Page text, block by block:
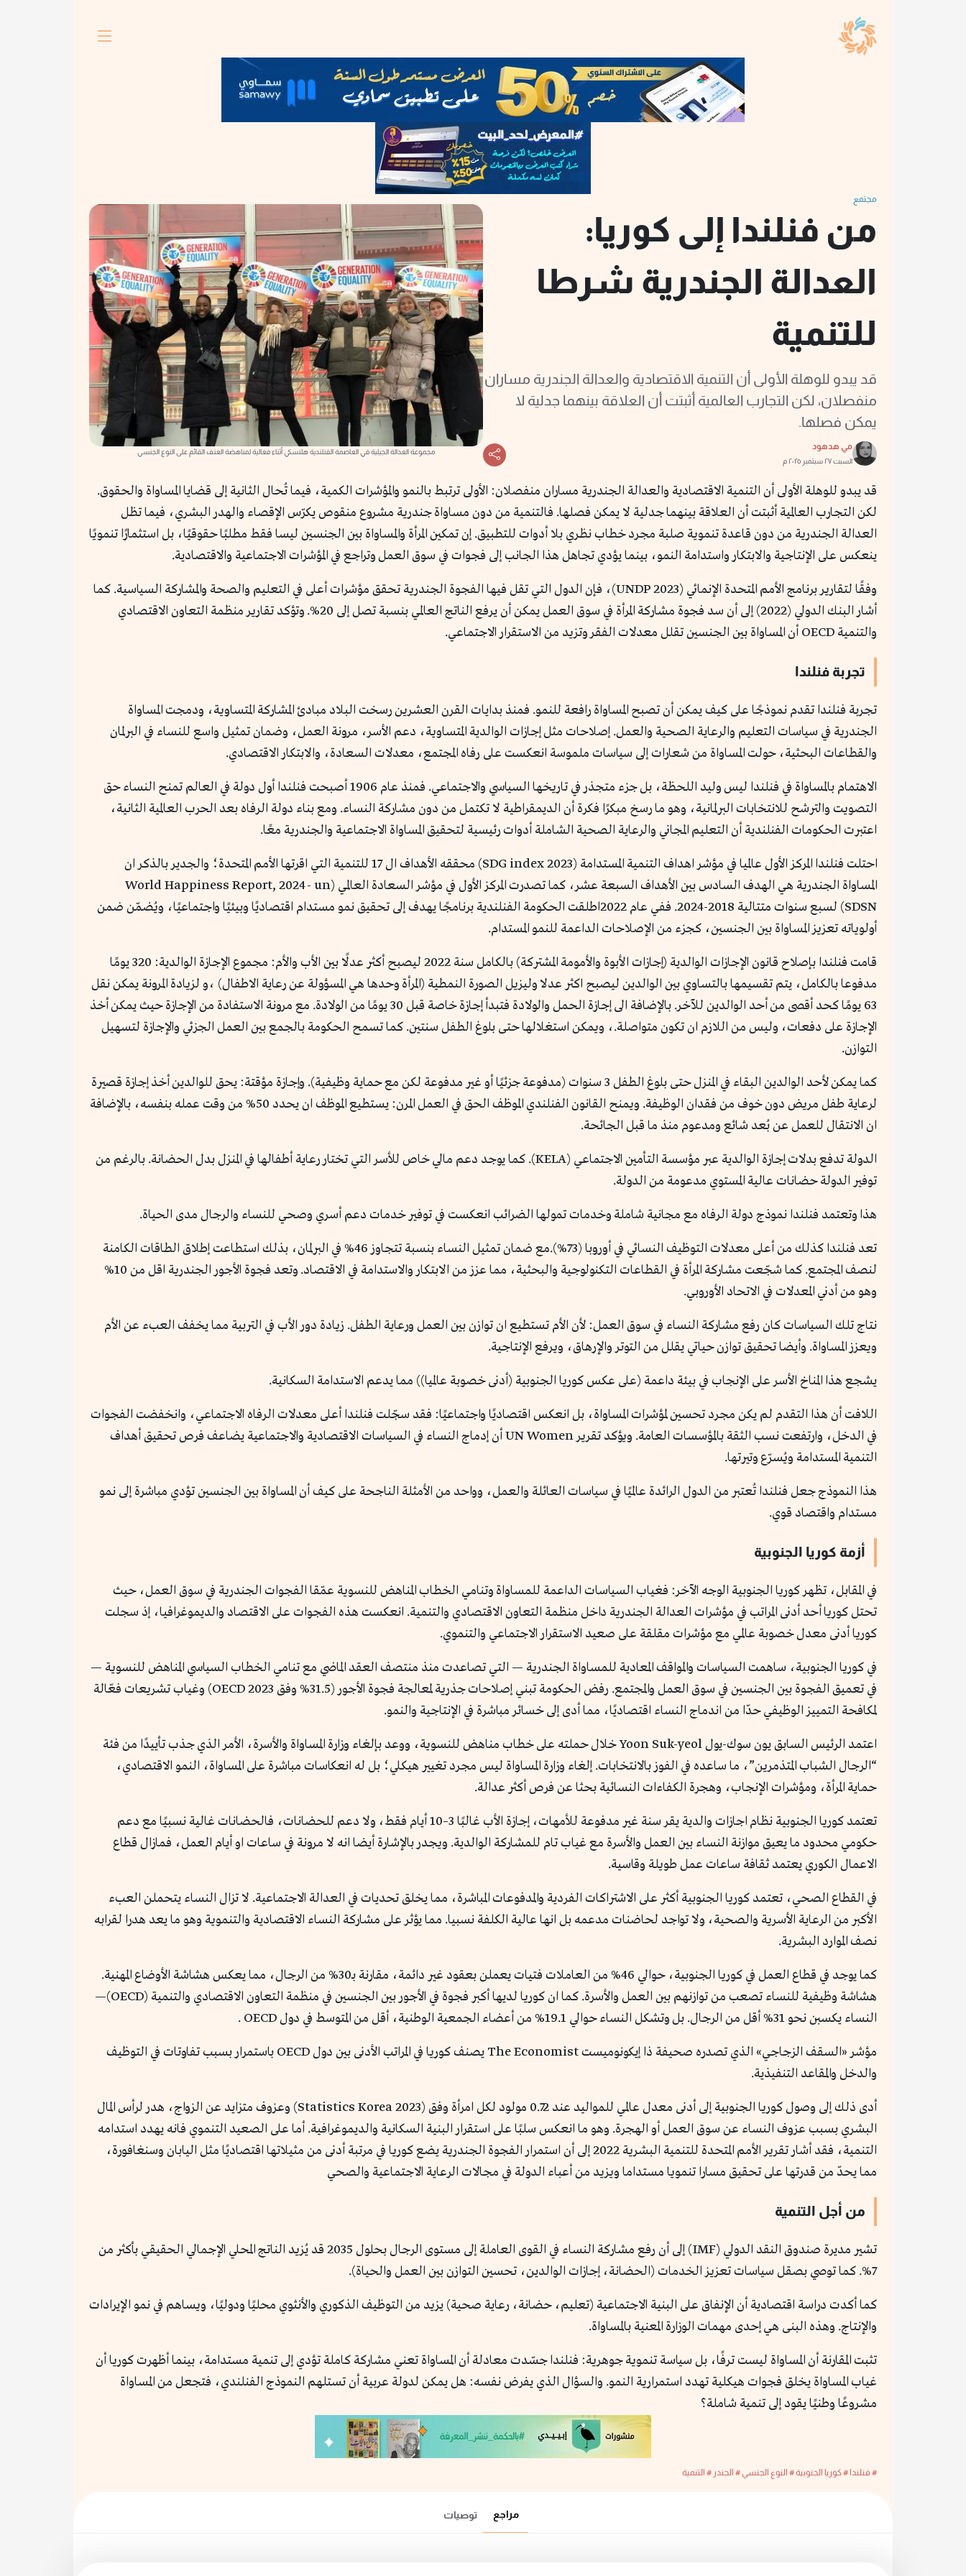
مجتمع
من فنلندا إلى كوريا:
العدالة الجندرية شرطا
للتنمية
قد يبدو للوهلة الأولى أن التنمية الاقتصادية والعدالة الجندرية مساران
منفصلان، لكن التجارب العالمية أثبتت أن العلاقة بينهما جدلية لا
يمكن فصلها.
مي هدهود
السبت ٢٧ سبتمبر ٢٠٢٥ م
مجموعة العدالة الجيلية في العاصمة الفنلندية هلنسكي أثناء فعالية لمناهضة العنف القائم على النوع الجنسي
قد يبدو للوهلة الأولى أن التنمية الاقتصادية والعدالة الجندرية مساران منفصلان: الأولى ترتبط بالنمو والمؤشرات الكمية، فيما تُحال الثانية إلى قضايا المساواة والحقوق.
لكن التجارب العالمية أثبتت أن العلاقة بينهما جدلية لا يمكن فصلها. فالتنمية من دون مساواة جندرية مشروع منقوص يكرّس الإقصاء والهدر البشري، فيما تظل
العدالة الجندرية من دون قاعدة تنموية صلبة مجرد خطاب نظري بلا أدوات للتطبيق. إن تمكين المرأة والمساواة بين الجنسين ليسا فقط مطلبًا حقوقيًا، بل استثمارًا تنمويًا
ينعكس على الإنتاجية والابتكار واستدامة النمو، بينما يؤدي تجاهل هذا الجانب إلى فجوات في سوق العمل وتراجع في المؤشرات الاجتماعية والاقتصادية.
وفقًا لتقارير برنامج الأمم المتحدة الإنمائي (UNDP 2023)، فإن الدول التي تقل فيها الفجوة الجندرية تحقق مؤشرات أعلى في التعليم والصحة والمشاركة السياسية. كما
أشار البنك الدولي (2022) إلى أن سد فجوة مشاركة المرأة في سوق العمل يمكن أن يرفع الناتج العالمي بنسبة تصل إلى 20%. وتؤكد تقارير منظمة التعاون الاقتصادي
والتنمية OECD أن المساواة بين الجنسين تقلل معدلات الفقر وتزيد من الاستقرار الاجتماعي.
تجربة فنلندا
تجربة فنلندا تقدم نموذجًا على كيف يمكن أن تصبح المساواة رافعة للنمو. فمنذ بدايات القرن العشرين رسخت البلاد مبادئ المشاركة المتساوية، ودمجت المساواة
الجندرية في سياسات التعليم والرعاية الصحية والعمل. إصلاحات مثل إجازات الوالدية المتساوية، دعم الأسر، مرونة العمل، وضمان تمثيل واسع للنساء في البرلمان
والقطاعات البحثية، حولت المساواة من شعارات إلى سياسات ملموسة انعكست على رفاه المجتمع، معدلات السعادة، والابتكار الاقتصادي.
الاهتمام بالمساواة في فنلندا ليس وليد اللحظة، بل جزء متجذر في تاريخها السياسي والاجتماعي. فمنذ عام 1906 أصبحت فنلندا أول دولة في العالم تمنح النساء حق
التصويت والترشح للانتخابات البرلمانية، وهو ما رسخ مبكرًا فكرة أن الديمقراطية لا تكتمل من دون مشاركة النساء. ومع بناء دولة الرفاه بعد الحرب العالمية الثانية،
اعتبرت الحكومات الفنلندية أن التعليم المجاني والرعاية الصحية الشاملة أدوات رئيسية لتحقيق المساواة الاجتماعية والجندرية معًا.
احتلت فنلندا المركز الأول عالميا في مؤشر اهداف التنمية المستدامة (SDG index 2023) محققه الأهداف ال 17 للتنمية التي اقرتها الأمم المتحدة؛ والجدير بالذكر ان
المساواة الجندرية هي الهدف السادس بين الأهداف السبعة عشر، كما تصدرت المركز الأول في مؤشر السعادة العالمي (World Happiness Report, 2024- un
SDSN) لسبع سنوات متتالية 2018-2024. ففي عام 2022اطلقت الحكومة الفنلندية برنامجًا يهدف إلى تحقيق نمو مستدام اقتصاديًا وبيئيًا واجتماعيًا، ويُضمّن ضمن
أولوياته تعزيز المساواة بين الجنسين، كجزء من الإصلاحات الداعمة للنمو المستدام.
قامت فنلندا بإصلاح قانون الإجازات الوالدية (إجازات الأبوة والأمومة المشتركة) بالكامل سنة 2022 ليصبح أكثر عدلًا بين الأب والأم: مجموع الإجازة الوالدية: 320 يومًا
مدفوعا بالكامل، يتم تقسيمها بالتساوي بين الوالدين ليصبح اكثر عدلا وليزيل الصورة النمطية (المرأة وحدها هي المسؤولة عن رعاية الاطفال) ،و لزيادة المرونة يمكن نقل
63 يومًا كحد أقصى من أحد الوالدين للآخر. بالإضافة الى إجازة الحمل والولادة فتبدأ إجازة خاصة قبل 30 يومًا من الولادة. مع مرونة الاستفادة من الإجازة حيث يمكن أخذ
الإجازة على دفعات، وليس من اللازم ان تكون متواصلة.، ويمكن استغلالها حتى بلوغ الطفل سنتين. كما تسمح الحكومة بالجمع بين العمل الجزئي والإجازة لتسهيل
التوازن.
كما يمكن لأحد الوالدين البقاء في المنزل حتى بلوغ الطفل 3 سنوات (مدفوعة جزئيًا أو غير مدفوعة لكن مع حماية وظيفية). وإجازة مؤقتة: يحق للوالدين أخذ إجازة قصيرة
لرعاية طفل مريض دون خوف من فقدان الوظيفة. ويمنح القانون الفنلندي الموظف الحق في العمل المرن: يستطيع الموظف ان يحدد 50% من وقت عمله بنفسه، بالإضافة
ان الانتقال للعمل عن بُعد شائع ومدعوم منذ ما قبل الجائحة.
الدولة تدفع بدلات إجازة الوالدية عبر مؤسسة التأمين الاجتماعي (KELA). كما يوجد دعم مالي خاص للأسر التي تختار رعاية أطفالها في المنزل بدل الحضانة. بالرغم من
توفير الدولة حضانات عالية المستوي مدعومة من الدولة.
هذا وتعتمد فنلندا نموذج دولة الرفاه مع مجانية شاملة وخدمات تمولها الضرائب انعكست في توفير خدمات دعم أسري وصحي للنساء والرجال مدى الحياة.
تعد فنلندا كذلك من أعلى معدلات التوظيف النسائي في أوروبا (73%).مع ضمان تمثيل النساء بنسبة تتجاوز 46% في البرلمان، بذلك استطاعت إطلاق الطاقات الكامنة
لنصف المجتمع. كما شجّعت مشاركة المرأة في القطاعات التكنولوجية والبحثية، مما عزز من الابتكار والاستدامة في الاقتصاد. وتعد فجوة الأجور الجندرية اقل من 10%
وهو من أدني المعدلات في الاتحاد الأوروبي.
نتاج تلك السياسات كان رفع مشاركة النساء في سوق العمل: لأن الأم تستطيع ان توازن بين العمل ورعاية الطفل. زيادة دور الأب في التربية مما يخفف العبء عن الأم
ويعزز المساواة. وأيضا تحقيق توازن حياتي يقلل من التوتر والإرهاق، ويرفع الإنتاجية.
يشجع هذا المناخ الأسر على الإنجاب في بيئة داعمة (على عكس كوريا الجنوبية (أدنى خصوبة عالميا)) مما يدعم الاستدامة السكانية.
اللافت أن هذا التقدم لم يكن مجرد تحسين لمؤشرات المساواة، بل انعكس اقتصاديًا واجتماعيًا: فقد سجّلت فنلندا أعلى معدلات الرفاه الاجتماعي، وانخفضت الفجوات
في الدخل، وارتفعت نسب الثقة بالمؤسسات العامة. ويؤكد تقرير UN Women أن إدماج النساء في السياسات الاقتصادية والاجتماعية يضاعف فرص تحقيق أهداف
التنمية المستدامة ويُسرّع وتيرتها.
هذا النموذج جعل فنلندا تُعتبر من الدول الرائدة عالميًا في سياسات العائلة والعمل، وواحد من الأمثلة الناجحة على كيف أن المساواة بين الجنسين تؤدي مباشرة إلى نمو
مستدام واقتصاد قوي.
أزمة كوريا الجنوبية
في المقابل، تظهر كوريا الجنوبية الوجه الآخر: فغياب السياسات الداعمة للمساواة وتنامي الخطاب المناهض للنسوية عمّقا الفجوات الجندرية في سوق العمل، حيث
تحتل كوريا أحد أدنى المراتب في مؤشرات العدالة الجندرية داخل منظمة التعاون الاقتصادي والتنمية. انعكست هذه الفجوات على الاقتصاد والديموغرافيا، إذ سجلت
كوريا أدنى معدل خصوبة عالمي مع مؤشرات مقلقة على صعيد الاستقرار الاجتماعي والتنموي.
في كوريا الجنوبية، ساهمت السياسات والمواقف المعادية للمساواة الجندرية — التي تصاعدت منذ منتصف العقد الماضي مع تنامي الخطاب السياسي المناهض للنسوية —
في تعميق الفجوة بين الجنسين في سوق العمل والمجتمع. رفض الحكومة تبني إصلاحات جذرية لمعالجة فجوة الأجور (31.5% وفق OECD 2023) وغياب تشريعات فعّالة
لمكافحة التمييز الوظيفي حدّا من اندماج النساء اقتصاديًا، مما أدى إلى خسائر مباشرة في الإنتاجية والنمو.
اعتمد الرئيس السابق يون سوك-يول Yoon Suk-yeol خلال حملته على خطاب مناهض للنسوية، ووعد بإلغاء وزارة المساواة والأسرة، الأمر الذي جذب تأييدًا من فئة
“الرجال الشباب المتذمرين”، ما ساعده في الفوز بالانتخابات. إلغاء وزارة المساواة ليس مجرد تغيير هيكلي؛ بل له انعكاسات مباشرة على المساواة، النمو الاقتصادي،
حماية المرأة، ومؤشرات الإنجاب، وهجرة الكفاءات النسائية بحثا عن فرص أكثر عدالة.
تعتمد كوريا الجنوبية نظام اجازات والدية يقر سنة غير مدفوعة للأمهات، إجازة الأب غالبًا 3–10 أيام فقط، ولا دعم للحضانات، فالحضانات غالية نسبيًا مع دعم
حكومي محدود ما يعيق موازنة النساء بين العمل والأسرة مع غياب تام للمشاركة الوالدية. ويجدر بالإشارة أيضا انه لا مرونة في ساعات او أيام العمل، فمازال قطاع
الاعمال الكوري يعتمد ثقافة ساعات عمل طويلة وقاسية.
في القطاع الصحي، تعتمد كوريا الجنوبية أكثر على الاشتراكات الفردية والمدفوعات المباشرة، مما يخلق تحديات في العدالة الاجتماعية. لا تزال النساء يتحملن العبء
الأكبر من الرعاية الأسرية والصحية، ولا تواجد لحاضنات مدعمه بل انها عالية الكلفة نسبيا. مما يؤثر على مشاركة النساء الاقتصادية والتنموية وهو ما يعد هدرا لقرابه
نصف الموارد البشرية.
كما يوجد في قطاع العمل في كوريا الجنوبية، حوالي 46% من العاملات فتيات يعملن بعقود غير دائمة، مقارنة بـ30% من الرجال، مما يعكس هشاشة الأوضاع المهنية.
هشاشة وظيفية للنساء تصعب من توازنهم بين العمل والأسرة. كما ان كوريا لديها أكبر فجوة في الأجور بين الجنسين في منظمة التعاون الاقتصادي والتنمية (OECD)—
النساء يكسبن نحو 31% أقل من الرجال. بل وتشكل النساء حوالي 19.1% من أعضاء الجمعية الوطنية، أقل من المتوسط في دول OECD .
مؤشر «السقف الزجاجي» الذي تصدره صحيفة ذا إيكونوميست The Economist يصنف كوريا في المراتب الأدنى بين دول OECD باستمرار بسبب تفاوتات في التوظيف
والدخل والمقاعد التنفيذية.
أدى ذلك إلى وصول كوريا الجنوبية إلى أدنى معدل عالمي للمواليد عند 0.72 مولود لكل امرأة وفق (Statistics Korea 2023) وعزوف متزايد عن الزواج، هدر لرأس المال
البشري بسبب عزوف النساء عن سوق العمل أو الهجرة. وهو ما انعكس سلبًا على استقرار البنية السكانية والديموغرافية. أما على الصعيد التنموي فانه يهدد استدامه
التنمية، فقد أشار تقرير الأمم المتحدة للتنمية البشرية 2022 إلى أن استمرار الفجوة الجندرية يضع كوريا في مرتبة أدنى من مثيلاتها اقتصاديًا مثل اليابان وسنغافورة،
مما يحدّ من قدرتها على تحقيق مسارا تنمويا مستداما ويزيد من أعباء الدولة في مجالات الرعاية الاجتماعية والصحي
من أجل التنمية
تشير مديرة صندوق النقد الدولي (IMF) إلى أن رفع مشاركة النساء في القوى العاملة إلى مستوى الرجال بحلول 2035 قد يُزيد الناتج المحلي الإجمالي الحقيقي بأكثر من
7%. كما توصي بصقل سياسات تعزيز الخدمات (الحضانة، إجازات الوالدين، تحسين التوازن بين العمل والحياة).
كما أكدت دراسة اقتصادية أن الإنفاق على البنية الاجتماعية (تعليم، حضانة، رعاية صحية) يزيد من التوظيف الذكوري والأنثوي محليًا ودوليًا، ويساهم في نمو الإيرادات
والإنتاج. وهذه البنى هي إحدى مهمات الوزارة المعنية بالمساواة.
تثبت المقارنة أن المساواة ليست ترفًا، بل سياسة تنموية جوهرية: فنلندا جسّدت معادلة أن المساواة تعني مشاركة كاملة تؤدي إلى تنمية مستدامة، بينما أظهرت كوريا أن
غياب المساواة يخلق فجوات هيكلية تهدد استمرارية النمو. والسؤال الذي يفرض نفسه: هل يمكن لدولة عربية أن تستلهم النموذج الفنلندي، فتجعل من المساواة
مشروعًا وطنيًا يقود إلى تنمية شاملة؟
# فنلندا # كوريا الجنوبية# النوع الجنسي# الجندر # التنمية
مراجع توصيات